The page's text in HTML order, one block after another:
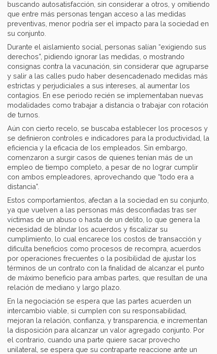
buscando autosatisfacción, sin considerar a otros, y omitiendo
que entre más personas tengan acceso a las medidas
preventivas, menor podría ser el impacto para la sociedad en
su conjunto.
Durante el aislamiento social, personas salían “exigiendo sus
derechos”, pidiendo ignorar las medidas, o mostrando
consignas contra la vacunación, sin considerar que agruparse
y salir a las calles pudo haber desencadenado medidas más
estrictas y perjudiciales a sus intereses, al aumentar los
contagios. En ese periodo recién se implementaban nuevas
modalidades como trabajar a distancia o trabajar con rotación
de turnos.
Aún con cierto recelo, se buscaba establecer los procesos y
se definieron controles e indicadores para la productividad, la
eficiencia y la eficacia de los empleados. Sin embargo,
comenzaron a surgir casos de quienes tenían más de un
empleo de tiempo completo, a pesar de no lograr cumplir
con ambos empleadores, aprovechando que “todo era a
distancia”.
Estos comportamientos, afectan a la sociedad en su conjunto,
ya que vuelven a las personas más desconfiadas tras ser
víctimas de un abuso o hasta de un delito, lo que genera la
necesidad de blindar los acuerdos y fiscalizar su
cumplimiento, lo cual encarece los costos de transacción y
dificulta beneficios como procesos de recompra, acuerdos
por operaciones frecuentes o la posibilidad de ajustar los
términos de un contrato con la finalidad de alcanzar el punto
de máximo beneficio para ambas partes, que resultan de una
relación de mediano y largo plazo.
En la negociación se espera que las partes acuerden un
intercambio viable, si cumplen con su responsabilidad,
mejoran la relación, confianza, y transparencia, e incrementan
la disposición para alcanzar un valor agregado conjunto. Por
el contrario, cuando una parte quiere sacar provecho
unilateral, se espera que su contraparte reaccione ante un